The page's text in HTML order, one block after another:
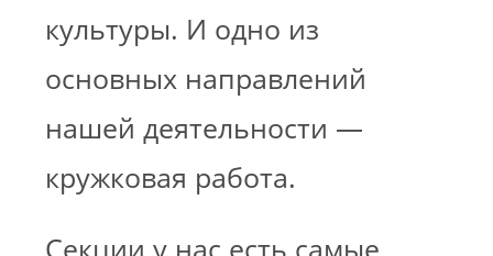
культуры. И одно из
основных направлений
нашей деятельности —
кружковая работа.
Секции у нас есть самые